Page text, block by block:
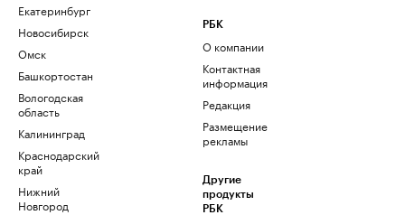
Екатеринбург
Новосибирск
Омск
Башкортостан
Вологодская
область
Калининград
Краснодарский
край
Нижний
Новгород
РБК
О компании
Контактная
информация
Редакция
Размещение
рекламы
Другие
продукты
РБК